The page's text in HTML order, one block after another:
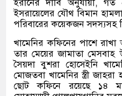
ইরানের দাবি অনুযায়ী, গত
ইসরায়েলের যৌথ বিমান
পরিবারের কয়েকজন সদস্যসহ
খামেনির কফিনের পাশে রাখা
তার মেয়ের জামাতা
সৈয়দা বুশরা হোসেইনি
মোজতবা খামেনির স্ত্রী
ছোট কফিনে রয়েছে ১৪